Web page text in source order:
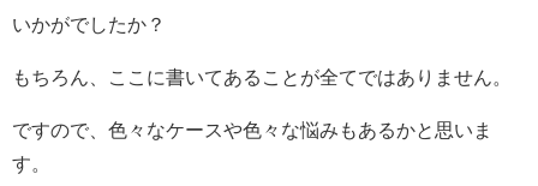
いかがでしたか？
もちろん、ここに書いてあることが全てではありません。
ですので、色々なケースや色々な悩みもあるかと思いま
す。